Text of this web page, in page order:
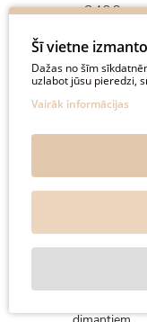
240€
300€
Šī vietne
Dažas no šīm
uzlabot jūsu pieredzi,
Vairāk informācijas